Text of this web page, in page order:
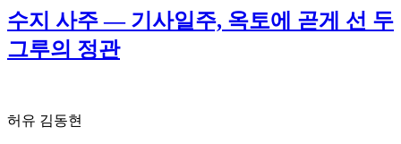
수지 사주 — 기사일주, 옥토에 곧게 선 두
그루의 정관
허유 김동현